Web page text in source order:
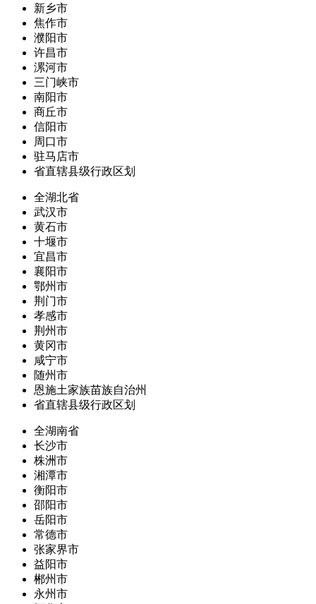
新乡市
焦作市
濮阳市
许昌市
漯河市
三门峡市
南阳市
商丘市
信阳市
周口市
驻马店市
省直辖县级行政区划
全湖北省
武汉市
黄石市
十堰市
宜昌市
襄阳市
鄂州市
荆门市
孝感市
荆州市
黄冈市
咸宁市
随州市
恩施土家族苗族自治州
省直辖县级行政区划
全湖南省
长沙市
株洲市
湘潭市
衡阳市
邵阳市
岳阳市
常德市
张家界市
益阳市
郴州市
永州市